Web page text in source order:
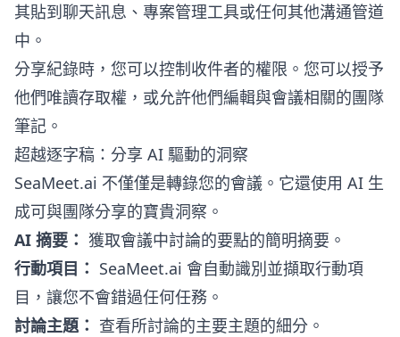
其貼到聊天訊息、專案管理工具或任何其他溝通管道
中。
分享紀錄時，您可以控制收件者的權限。您可以授予
他們唯讀存取權，或允許他們編輯與會議相關的團隊
筆記。
超越逐字稿：分享 AI 驅動的洞察
SeaMeet.ai 不僅僅是轉錄您的會議。它還使用 AI 生
成可與團隊分享的寶貴洞察。
AI 摘要： 獲取會議中討論的要點的簡明摘要。
行動項目： SeaMeet.ai 會自動識別並擷取行動項
目，讓您不會錯過任何任務。
討論主題： 查看所討論的主要主題的細分。